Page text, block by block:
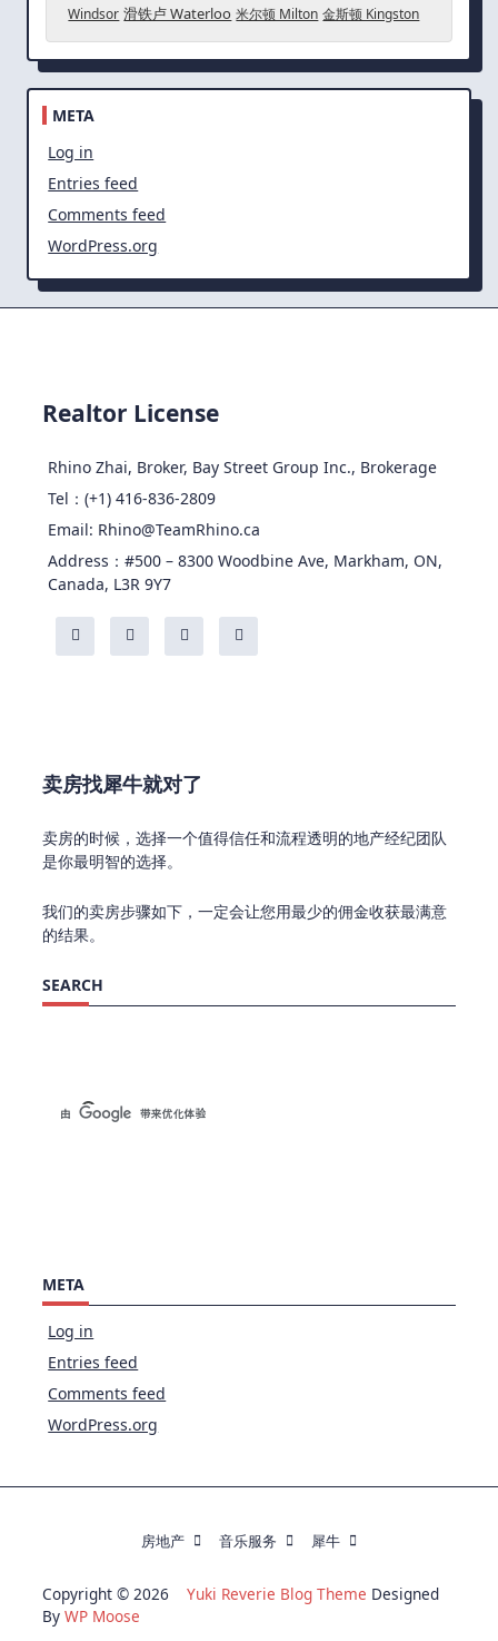
Windsor 滑铁卢 Waterloo 米尔顿 Milton 金斯顿 Kingston
META
Log in
Entries feed
Comments feed
WordPress.org
Realtor License
Rhino Zhai, Broker, Bay Street Group Inc., Brokerage
Tel：(+1) 416-836-2809
Email: Rhino@TeamRhino.ca
Address：#500 – 8300 Woodbine Ave, Markham, ON,
Canada, L3R 9Y7
卖房找犀牛就对了
卖房的时候，选择一个值得信任和流程透明的地产经纪团队
是你最明智的选择。
我们的卖房步骤如下，一定会让您用最少的佣金收获最满意
的结果。
SEARCH
META
Log in
Entries feed
Comments feed
WordPress.org
房地产 音乐服务 犀牛
Copyright © 2026 Yuki Reverie Blog Theme Designed
By WP Moose